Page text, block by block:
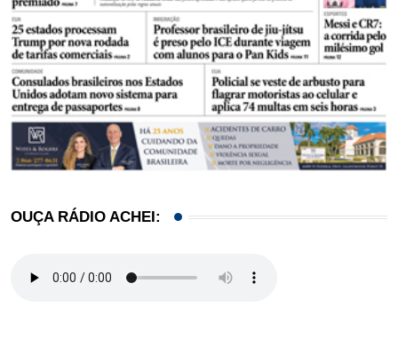
OUÇA RÁDIO ACHEI: